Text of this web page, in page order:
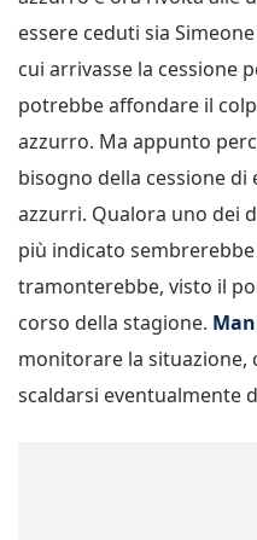
essere ceduti sia
cui arrivasse la cessione
potrebbe affondare il
azzurro. Ma appunto
bisogno della cessione
azzurri. Qualora uno dei
più indicato sembrerebbe
tramonterebbe, visto il
corso della stagione.
monitorare la situazione,
scaldarsi eventualmente